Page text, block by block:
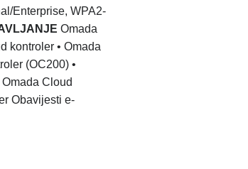
Enterprise, WPA2-
Omada
kontroler • Omada
(OC200) •
Omada Cloud
Obavijesti e-